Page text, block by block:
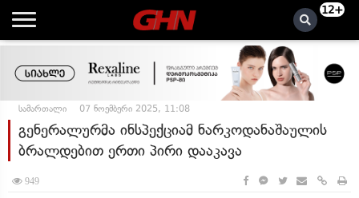
12+
სამართალი 07 ნოემბერი 2025, 11:08
გენერალურმა ინსპექციამ ნარკოდანაშაულის
ბრალდებით ერთი პირი დააკავა
949